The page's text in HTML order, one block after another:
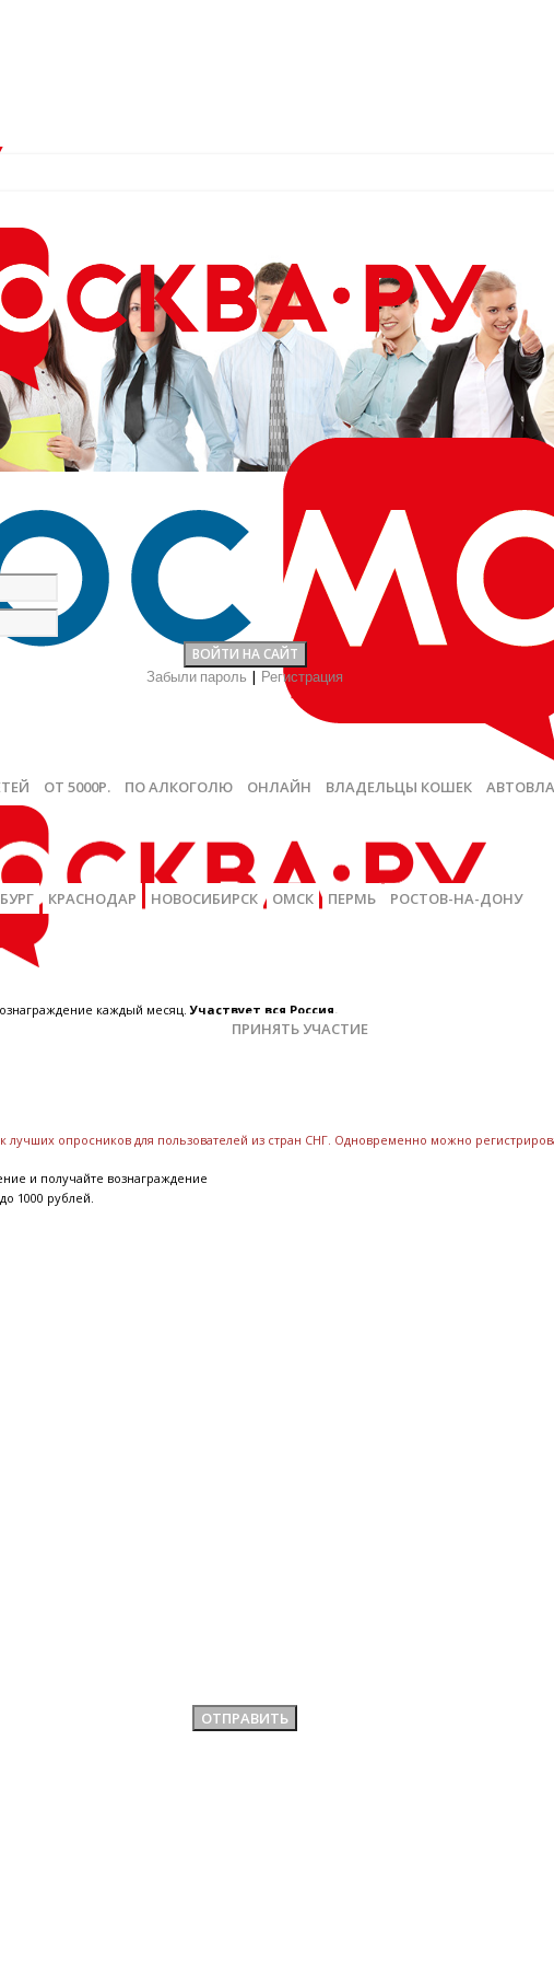
Забыли пароль Регистрация
ОТ 5000Р. ПО АЛКОГОЛЮ ОНЛАЙН ВЛАДЕЛЬЦЫ КОШЕК
КРАСНОДАР НОВОСИБИРСК ОМСК ПЕРМЬ РОСТОВ-НА-ДОНУ
каждый месяц.Участвует вся Россия.
ПРИНЯТЬ УЧАСТИЕ
лучших опросников для пользователей из стран СНГ. Одновременно можно
и получайте вознаграждение
1000 рублей.